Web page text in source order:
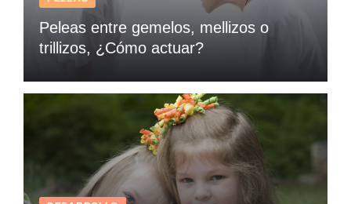
Peleas entre gemelos, mellizos o
trillizos, ¿Cómo actuar?